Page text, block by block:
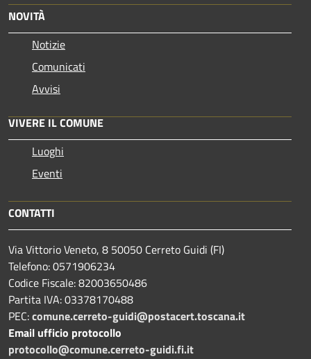
NOVITÀ
Notizie
Comunicati
Avvisi
VIVERE IL COMUNE
Luoghi
Eventi
CONTATTI
Via Vittorio Veneto, 8 50050 Cerreto Guidi (FI)
Telefono: 0571906234
Codice Fiscale: 82003650486
Partita IVA: 03378170488
PEC:comune.cerreto-guidi@postacert.toscana.it
Email ufficio protocollo
protocollo@comune.cerreto-guidi.fi.it